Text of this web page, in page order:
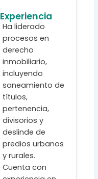
Experiencia
Ha liderado
procesos en
derecho
inmobiliario,
incluyendo
saneamiento de
títulos,
pertenencia,
divisorios y
deslinde de
predios urbanos
y rurales.
Cuenta con